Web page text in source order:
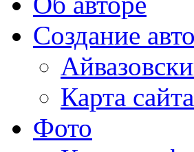
Создание
Карта сайта
Фото